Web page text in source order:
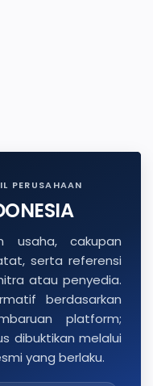
PERUSAHAAN
usaha, cakupan
serta referensi
atau penyedia.
berdasarkan
platform;
dibuktikan melalui
yang berlaku.